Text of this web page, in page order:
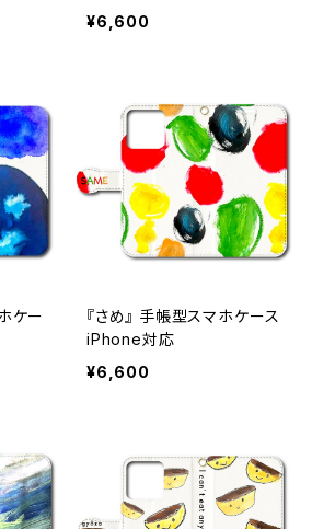
¥6,600
ケー
『さめ』 手帳型スマホケース
iPhone対応
¥6,600